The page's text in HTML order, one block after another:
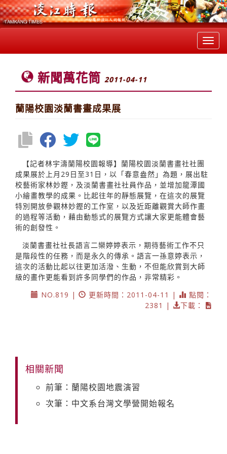
新聞萬花筒 2011-04-11
蘭陽校園淡蘭書畫成果展
【記者林宇濤蘭陽校園報導】蘭陽校園淡蘭書畫社社團
成果展於上月29日至31日，以「春意盎然」為題，展出駐
校藝術家林妙鏗，及淡蘭書畫社社員作品，並增加龍潭國
小繪畫教學的成果。比起往年的靜態展覽，在這次的展覽
特別開放參觀林妙鏗的工作室，以及近距離觀賞大師作畫
的過程等活動，藉由動態式的展覽方式讓大家更能體會藝
術的創發性。
淡蘭書畫社社長語言二欒婷婷表示，期待藝術工作不只
是階段性的任務，而是永久的傳承。語言一孫意婷表示，
這次的活動比起以往更加活潑、生動，不但能欣賞到大師
級的畫作更能看到許多同學們的作品，非常精彩。
NO.819 |
更新時間：2011-04-11 |
點閱：
2381 |
下載：
相關新聞
前筆：蘭陽校園地震演習
次筆：中文系台灣文學營開始報名